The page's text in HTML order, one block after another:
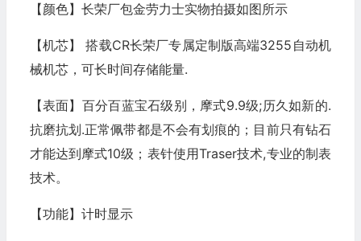
【颜色】长荣厂包金劳力士实物拍摄如图所示
【机芯】 搭载CR长荣厂专属定制版高端3255自动机
械机芯，可长时间存储能量.
【表面】百分百蓝宝石级别，摩式9.9级;历久如新的.
抗磨抗划.正常佩带都是不会有划痕的；目前只有钻石
才能达到摩式10级；表针使用Traser技术,专业的制表
技术。
【功能】计时显示